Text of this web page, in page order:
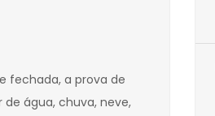
fechada, a prova de
água, chuva, neve,